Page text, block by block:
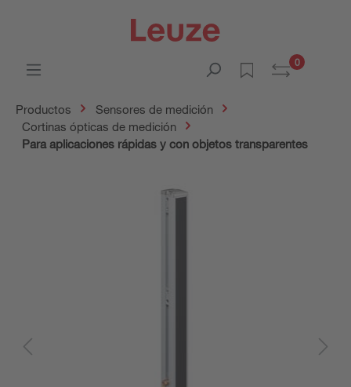
0
Productos
Sensores de medición
Cortinas ópticas de medición
Para aplicaciones rápidas y con objetos transparentes